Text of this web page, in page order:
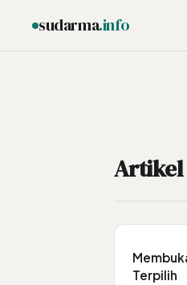
sudarma.info
Artikel
Terpilih